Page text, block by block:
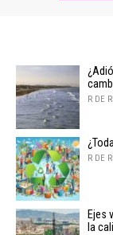
R DE
R DE
Ejes
la